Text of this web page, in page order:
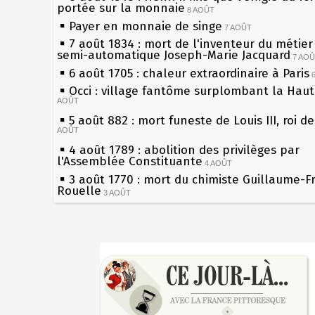
portée sur la monnaie 8 AOÛT
Payer en monnaie de singe 7 AOÛT
7 août 1834 : mort de l'inventeur du
semi-automatique Joseph-Marie Jacquard 7
6 août 1705 : chaleur extraordinaire à Paris
Occi : village fantôme surplombant la
AOÛT
5 août 882 : mort funeste de Louis III, roi
AOÛT
4 août 1789 : abolition des privilèges par
l'Assemblée Constituante 4 AOÛT
3 août 1770 : mort du chimiste Guillaume-
Rouelle 3 AOÛT
Musée Jean de La Fontaine : réouverture
1er août 1589 : Henri III est poignardé à
par Jacques Clément, moine jacobin 1ER AOÛT
31 juillet 1899 : décret instaurant les
boîtes aux lettres en fonte de Léon Mougeot
les siècles
27 mai 1610 : supplice de François
du roi Henri IV
Pierre qui roule n'amasse pas mousse